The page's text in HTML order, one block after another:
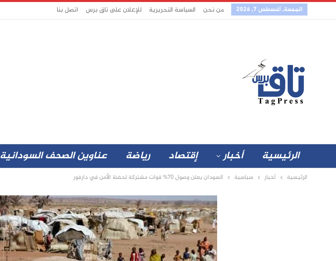
الجمعة, أغسطس 7, 2026 من نحن السياسة التحريرية للإعلان على تاق برس اتصل بنا
الرئيسية أخبار إقتصاد رياضة عناوين الصحف السودانية
الرئيسية أخبار سياسية السودان يعلن وصول 70% قوات مشتركة لحفظ الأمن في دارفور